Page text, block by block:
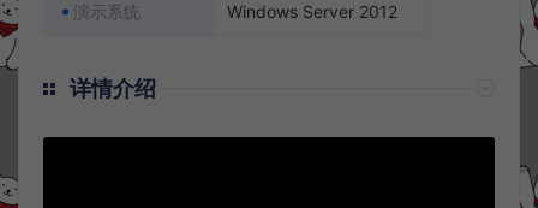
演示系统 Windows Server 2012
详情介绍